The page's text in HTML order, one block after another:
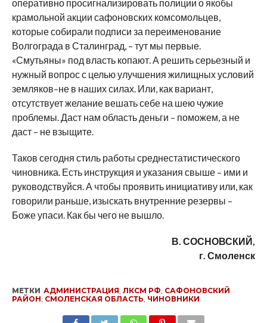
оперативно просигнализировать полиции о якобы
крамольной акции сафоновских комсомольцев,
которые собирали подписи за переименование
Волгограда в Сталинград, – тут мы первые.
«Смутьяны» под власть копают. А решить серьезный и
нужный вопрос с целью улучшения жилищных условий
земляков–не в наших силах. Или, как вариант,
отсутствует желание вешать себе на шею чужие
проблемы. Даст нам область деньги – поможем, а не
даст – не взыщите.
Таков сегодня стиль работы среднестатистического
чиновника. Есть инструкция и указания свыше – ими и
руководствуйся. А чтобы проявить инициативу или, как
говорили раньше, изыскать внутренние резервы –
Боже упаси. Как бы чего не вышло.
В. СОСНОВСКИЙ,
г. Смоленск
МЕТКИ АДМИНИСТРАЦИЯ, ЛКСМ РФ, САФОНОВСКИЙ
РАЙОН, СМОЛЕНСКАЯ ОБЛАСТЬ, ЧИНОВНИКИ